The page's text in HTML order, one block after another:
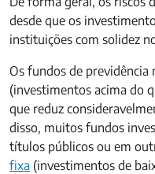
desde que os
instituições com solidez
Os fundos de previdência
(investimentos acima do
que reduz
disso, muitos fundos
títulos públicos ou em
fixa (investimentos de